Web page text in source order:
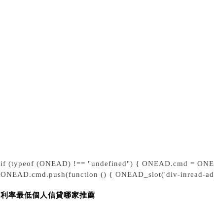
if (typeof (ONEAD) !== "undefined") { ONEAD.cmd =
ONEAD.cmd.push(function () { ONEAD_slot('div-inread-
利率最低個人信貸哪家推薦